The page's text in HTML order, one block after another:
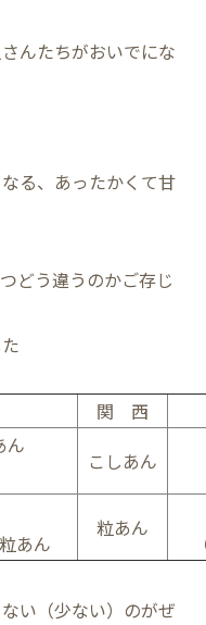
んたちがおいでにな
る、あったかくて甘
どう違うのかご存じ
関 西
ん
こしあん
あん
粒あん
い（少ない）のがぜ